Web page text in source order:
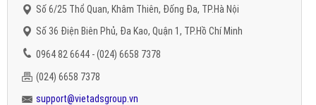
Số 6/25 Thổ Quan, Khâm Thiên, Đống Đa, TP.Hà Nội
Số 36 Điện Biên Phủ, Đa Kao, Quận 1, TP.Hồ Chí Minh
0964 82 6644 - (024) 6658 7378
(024) 6658 7378
support@vietadsgroup.vn